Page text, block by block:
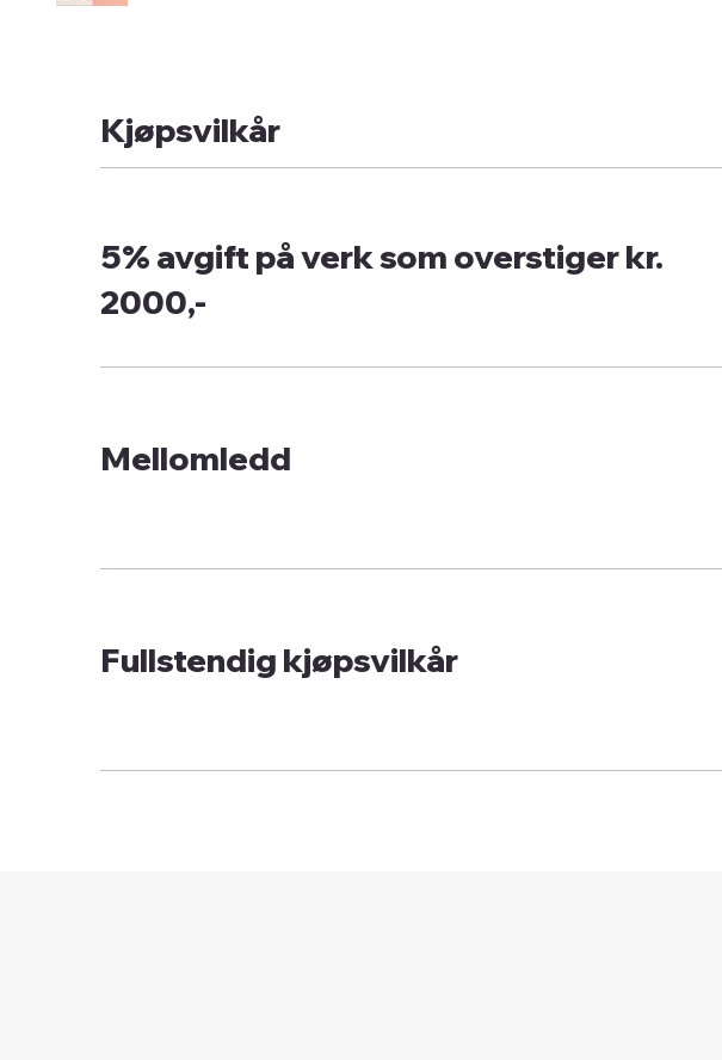
Kjøpsvilkår
5% avgift på verk som overstiger kr.
2000,-
Mellomledd
Fullstendig kjøpsvilkår